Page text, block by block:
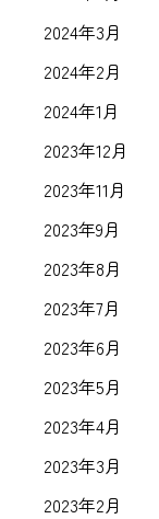
2024年3月
2024年2月
2024年1月
2023年12月
2023年11月
2023年9月
2023年8月
2023年7月
2023年6月
2023年5月
2023年4月
2023年3月
2023年2月